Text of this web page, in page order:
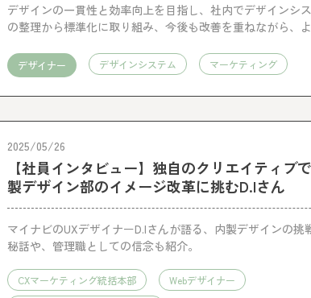
デザインの一貫性と効率向上を目指し、社内でデザインシ
の整理から標準化に取り組み、今後も改善を重ねながら、
デザイナー デザインシステム マーケティング
2025/05/26
【社員インタビュー】独自のクリエイティブ
製デザイン部のイメージ改革に挑むD.Iさん
マイナビのUXデザイナーD.Iさんが語る、内製デザインの
秘話や、管理職としての信念も紹介。
CXマーケティング統括本部
Webデザイナー